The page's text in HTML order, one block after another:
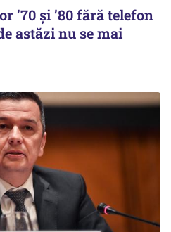
’70 și ’80 fără telefon
astăzi nu se mai